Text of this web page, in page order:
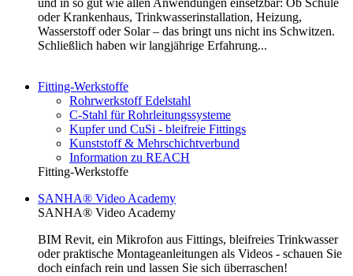
und in so gut wie allen Anwendungen einsetzbar: Ob Schule
oder Krankenhaus, Trinkwasserinstallation, Heizung,
Wasserstoff oder Solar – das bringt uns nicht ins Schwitzen.
Schließlich haben wir langjährige Erfahrung...
Fitting-Werkstoffe
Rohrwerkstoff Edelstahl
C-Stahl für Rohrleitungssysteme
Kupfer und CuSi - bleifreie Fittings
Kunststoff & Mehrschichtverbund
Information zu REACH
Fitting-Werkstoffe
SANHA® Video Academy
SANHA® Video Academy
BIM Revit, ein Mikrofon aus Fittings, bleifreies Trinkwasser
oder praktische Montageanleitungen als Videos - schauen Sie
doch einfach rein und lassen Sie sich überraschen!